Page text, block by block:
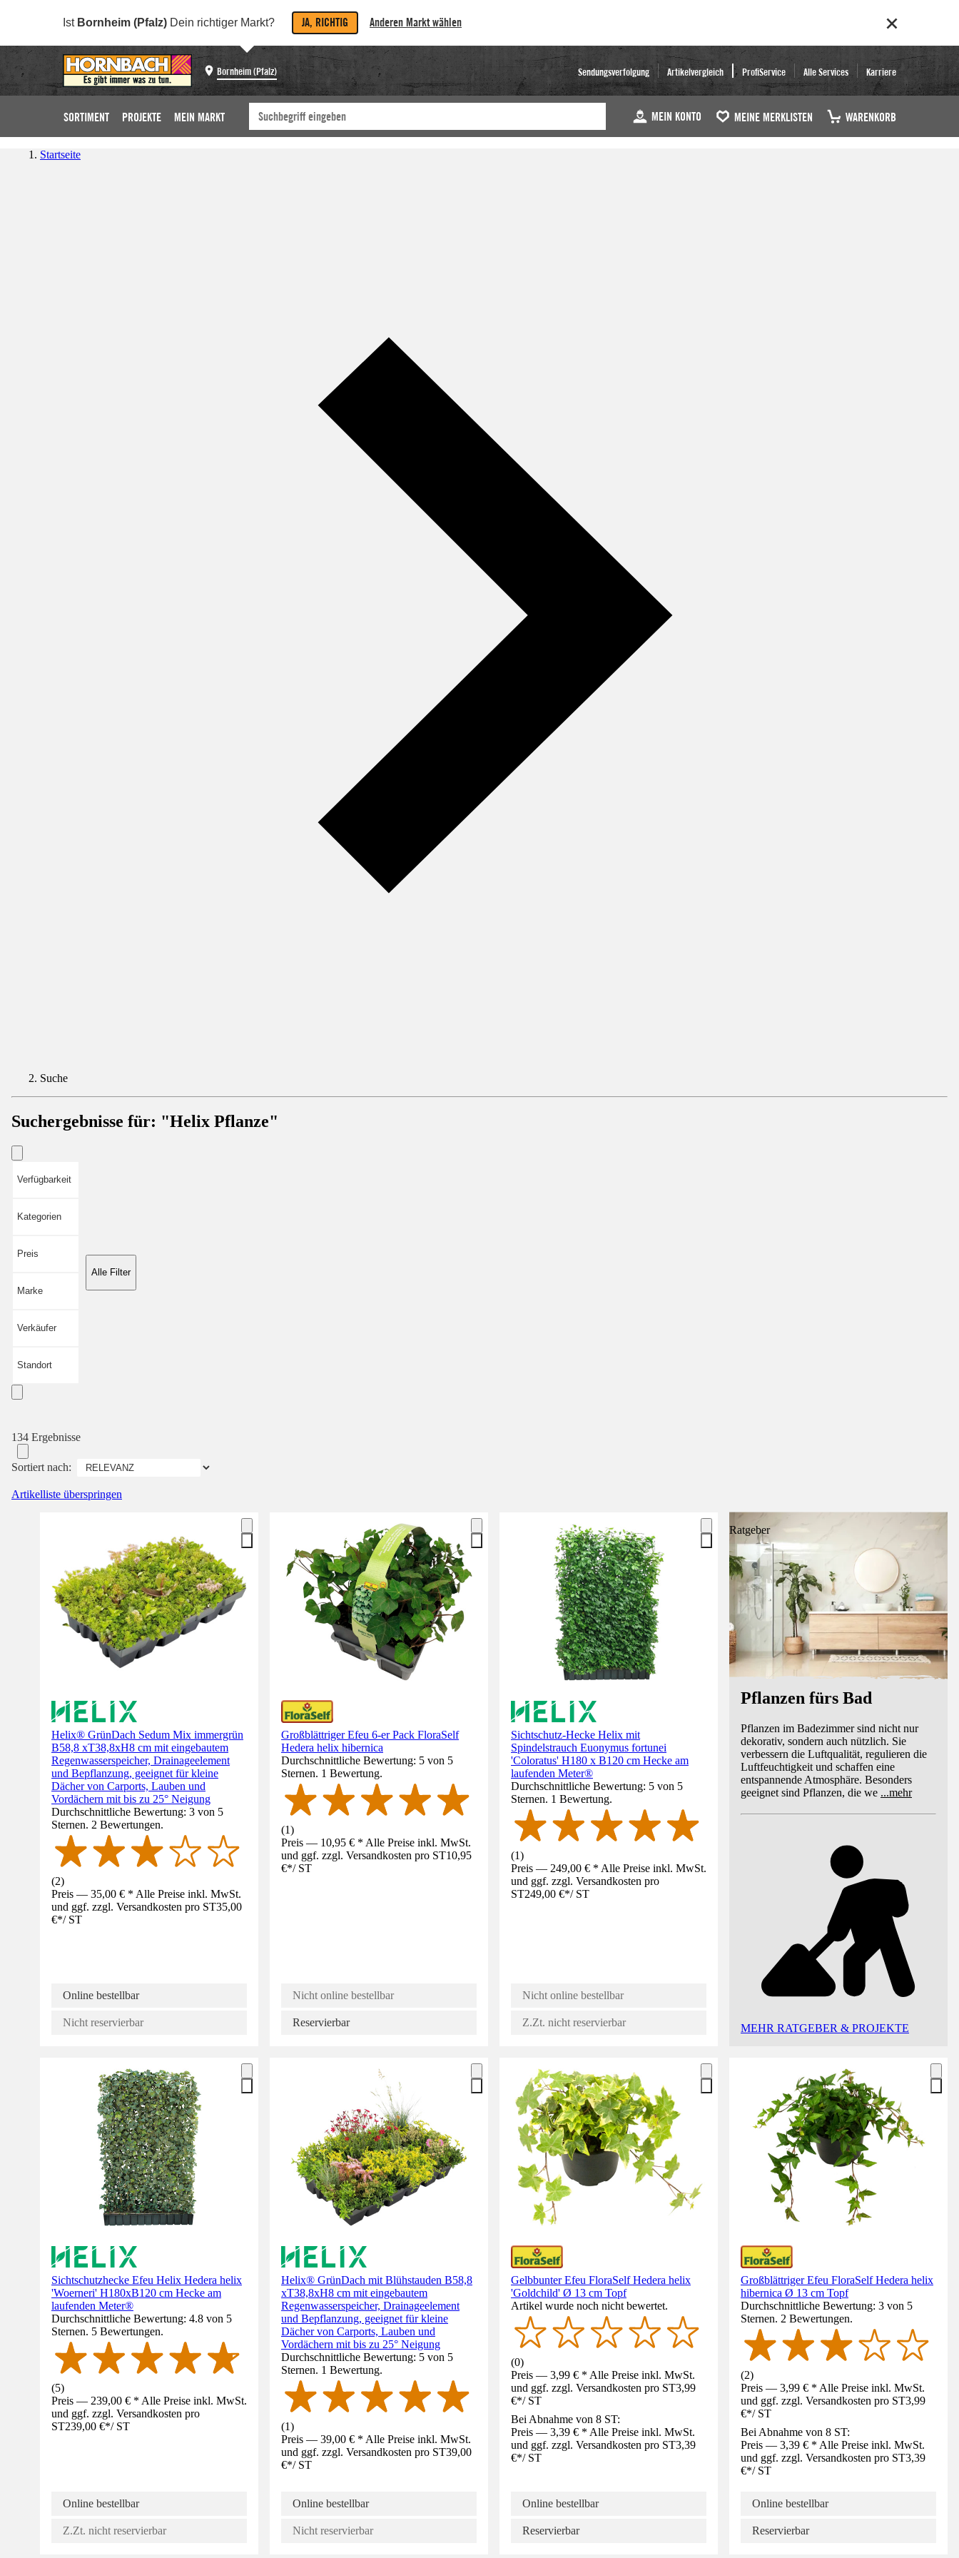
Ist Bornheim (Pfalz) Dein richtiger Markt? JA, RICHTIG Anderen Markt wählen
Bornheim (Pfalz) Sendungsverfolgung Artikelvergleich ProfiService Alle Services Karriere
SORTIMENT PROJEKTE MEIN MARKT MEIN KONTO MEINE MERKLISTEN WARENKORB
Startseite
Suche
Suchergebnisse für: "Helix Pflanze"
Verfügbarkeit
Kategorien
Preis
Marke
Verkäufer
Standort
Alle Filter
134 Ergebnisse
Sortiert nach:
Artikelliste überspringen
Helix® GrünDach Sedum Mix immergrün
B58,8 xT38,8xH8 cm mit eingebautem
Regenwasserspeicher, Drainageelement
und Bepflanzung, geeignet für kleine
Dächer von Carports, Lauben und
Vordächern mit bis zu 25° Neigung
Durchschnittliche Bewertung: 3 von 5
Sternen. 2 Bewertungen.
(2)
Preis — 35,00 € * Alle Preise inkl. MwSt.
und ggf. zzgl. Versandkosten pro ST35,00
€*/ ST
Online bestellbar
Nicht reservierbar
Großblättriger Efeu 6-er Pack FloraSelf
Hedera helix hibernica
Durchschnittliche Bewertung: 5 von 5
Sternen. 1 Bewertung.
(1)
Preis — 10,95 € * Alle Preise inkl. MwSt.
und ggf. zzgl. Versandkosten pro ST10,95
€*/ ST
Nicht online bestellbar
Reservierbar
Sichtschutz-Hecke Helix mit
Spindelstrauch Euonymus fortunei
'Coloratus' H180 x B120 cm Hecke am
laufenden Meter®
Durchschnittliche Bewertung: 5 von 5
Sternen. 1 Bewertung.
(1)
Preis — 249,00 € * Alle Preise inkl. MwSt.
und ggf. zzgl. Versandkosten pro
ST249,00 €*/ ST
Nicht online bestellbar
Z.Zt. nicht reservierbar
Ratgeber
Pflanzen fürs Bad
Pflanzen im Badezimmer sind nicht nur
dekorativ, sondern auch nützlich. Sie
verbessern die Luftqualität, regulieren die
Luftfeuchtigkeit und schaffen eine
entspannende Atmosphäre. Besonders
geeignet sind Pflanzen, die we ...mehr
MEHR RATGEBER & PROJEKTE
Sichtschutzhecke Efeu Helix Hedera helix
'Woerneri' H180xB120 cm Hecke am
laufenden Meter®
Durchschnittliche Bewertung: 4.8 von 5
Sternen. 5 Bewertungen.
(5)
Preis — 239,00 € * Alle Preise inkl. MwSt.
und ggf. zzgl. Versandkosten pro
ST239,00 €*/ ST
Online bestellbar
Z.Zt. nicht reservierbar
Helix® GrünDach mit Blühstauden B58,8
xT38,8xH8 cm mit eingebautem
Regenwasserspeicher, Drainageelement
und Bepflanzung, geeignet für kleine
Dächer von Carports, Lauben und
Vordächern mit bis zu 25° Neigung
Durchschnittliche Bewertung: 5 von 5
Sternen. 1 Bewertung.
(1)
Preis — 39,00 € * Alle Preise inkl. MwSt.
und ggf. zzgl. Versandkosten pro ST39,00
€*/ ST
Online bestellbar
Nicht reservierbar
Gelbbunter Efeu FloraSelf Hedera helix
'Goldchild' Ø 13 cm Topf
Artikel wurde noch nicht bewertet.
(0)
Preis — 3,99 € * Alle Preise inkl. MwSt.
und ggf. zzgl. Versandkosten pro ST3,99
€*/ ST
Bei Abnahme von 8 ST:
Preis — 3,39 € * Alle Preise inkl. MwSt.
und ggf. zzgl. Versandkosten pro ST3,39
€*/ ST
Online bestellbar
Reservierbar
Großblättriger Efeu FloraSelf Hedera helix
hibernica Ø 13 cm Topf
Durchschnittliche Bewertung: 3 von 5
Sternen. 2 Bewertungen.
(2)
Preis — 3,99 € * Alle Preise inkl. MwSt.
und ggf. zzgl. Versandkosten pro ST3,99
€*/ ST
Bei Abnahme von 8 ST:
Preis — 3,39 € * Alle Preise inkl. MwSt.
und ggf. zzgl. Versandkosten pro ST3,39
€*/ ST
Online bestellbar
Reservierbar